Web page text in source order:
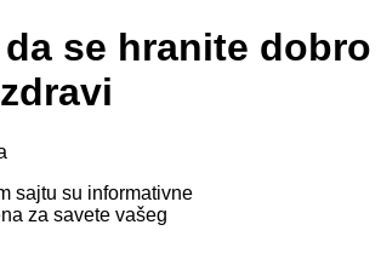
se hranite dobro
sajtu su informativne
za savete vašeg